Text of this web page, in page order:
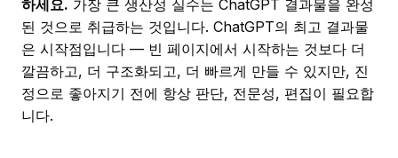
하세요. 가장 큰 생산성 실수는 ChatGPT 결과물을 완성
된 것으로 취급하는 것입니다. ChatGPT의 최고 결과물
은 시작점입니다 — 빈 페이지에서 시작하는 것보다 더
깔끔하고, 더 구조화되고, 더 빠르게 만들 수 있지만, 진
정으로 좋아지기 전에 항상 판단, 전문성, 편집이 필요합
니다.